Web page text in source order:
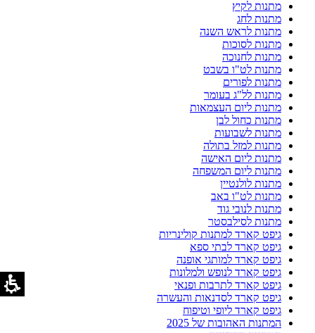
מתנות לקיץ
מתנות לחג
מתנות לראש השנה
מתנות לסוכות
מתנות לחנוכה
מתנות לט"ו בשבט
מתנות לפורים
מתנות לל"ג בעומר
מתנות ליום העצמאות
מתנות כחול לבן
מתנות לשבועות
מתנות למזל בתולה
מתנות ליום האישה
מתנות ליום המשפחה
מתנות לולנטיין
מתנות לט"ו באב
מתנות לנובי גוד
מתנות לסילבסטר
גיפט קארד למתנות קולינריות
גיפט קארד לבתי ספא
גיפט קארד למותגי אופנה
גיפט קארד לנופש ולמלונות
גיפט קארד לתרבות ופנאי
גיפט קארד לסדנאות והעשרה
גיפט קארד ליופי וטיפוח
המתנות האהובות של 2025